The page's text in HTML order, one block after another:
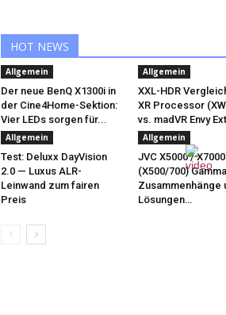
HOT NEWS
Allgemein
Der neue BenQ X1300i in
der Cine4Home-Sektion:
Vier LEDs sorgen für...
Allgemein
XXL-HDR
XR Processor
vs. madVR Envy
Allgemein
Test: Deluxx DayVision
2.0 — Luxus ALR-
Leinwand zum fairen
Preis
Allgemein
JVC X5000 / X7000
(X500/700)
Zusammenhänge
Lösungen…